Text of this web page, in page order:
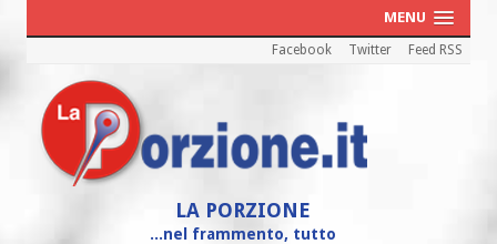
MENU
Facebook Twitter Feed RSS
LA PORZIONE
...nel frammento, tutto